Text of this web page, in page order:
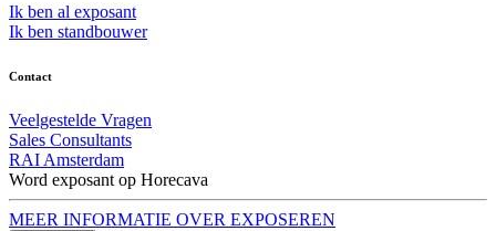
Ik ben al exposant
Ik ben standbouwer
Contact
Veelgestelde Vragen
Sales Consultants
RAI Amsterdam
Word exposant op Horecava
MEER INFORMATIE OVER EXPOSEREN